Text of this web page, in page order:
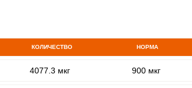
КОЛИЧЕСТВО НОРМА
4077.3 мкг 900 мкг